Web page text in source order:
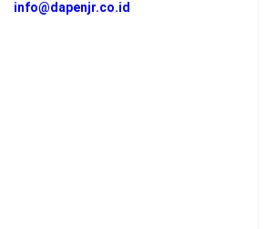
info@dapenjr.co.id